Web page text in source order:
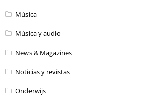
Música
Música y audio
News & Magazines
Noticias y revistas
Onderwijs